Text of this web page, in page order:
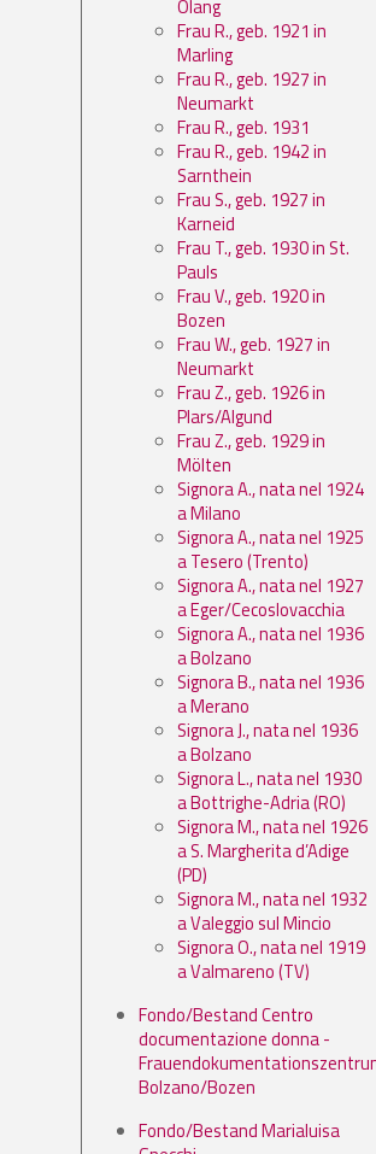
Olang
Frau R., geb. 1921 in
Marling
Frau R., geb. 1927 in
Neumarkt
Frau R., geb. 1931
Frau R., geb. 1942 in
Sarnthein
Frau S., geb. 1927 in
Karneid
Frau T., geb. 1930 in St.
Pauls
Frau V., geb. 1920 in
Bozen
Frau W., geb. 1927 in
Neumarkt
Frau Z., geb. 1926 in
Plars/Algund
Frau Z., geb. 1929 in
Mölten
Signora A., nata nel 1924
a Milano
Signora A., nata nel 1925
a Tesero (Trento)
Signora A., nata nel 1927
a Eger/Cecoslovacchia
Signora A., nata nel 1936
a Bolzano
Signora B., nata nel 1936
a Merano
Signora J., nata nel 1936
a Bolzano
Signora L., nata nel 1930
a Bottrighe-Adria (RO)
Signora M., nata nel 1926
a S. Margherita d’Adige
(PD)
Signora M., nata nel 1932
a Valeggio sul Mincio
Signora O., nata nel 1919
a Valmareno (TV)
Fondo/Bestand Centro
documentazione donna -
Bolzano/Bozen
Fondo/Bestand Marialuisa